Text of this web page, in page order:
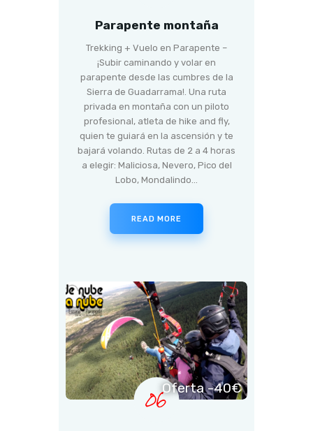
Parapente montaña
Trekking + Vuelo en Parapente –
¡Subir caminando y volar en
parapente desde las cumbres de la
Sierra de Guadarrama!. Una ruta
privada en montaña con un piloto
profesional, atleta de hike and fly,
quien te guiará en la ascensión y te
bajará volando. Rutas de 2 a 4 horas
a elegir: Maliciosa, Nevero, Pico del
Lobo, Mondalindo…
READ MORE
Oferta -40€
06